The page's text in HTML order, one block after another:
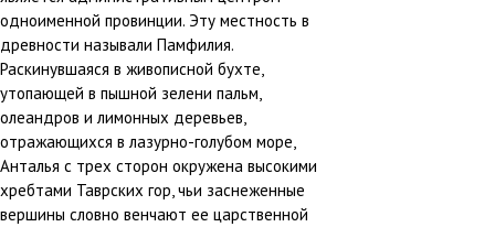
одноименной провинции. Эту местность в
древности называли Памфилия.
Раскинувшаяся в живописной бухте,
утопающей в пышной зелени пальм,
олеандров и лимонных деревьев,
отражающихся в лазурно-голубом море,
Анталья с трех сторон окружена высокими
хребтами Таврских гор, чьи заснеженные
вершины словно венчают ее царственной